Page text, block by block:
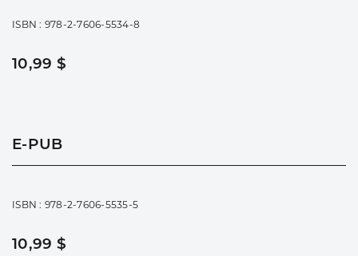
ISBN : 978-2-7606-5534-8
10,99 $
E-PUB
ISBN : 978-2-7606-5535-5
10,99 $